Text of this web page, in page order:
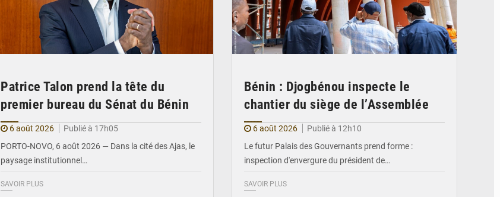
Patrice Talon prend la tête du
premier bureau du Sénat du Bénin
6 août 2026
Publié à 17h05
PORTO-NOVO, 6 août 2026 — Dans la cité des Ajas, le
paysage institutionnel…
SAVOIR PLUS
Bénin : Djogbénou inspecte le
chantier du siège de l’Assemblée
6 août 2026
Publié à 12h10
Le futur Palais des Gouvernants prend forme :
inspection d'envergure du président de…
SAVOIR PLUS